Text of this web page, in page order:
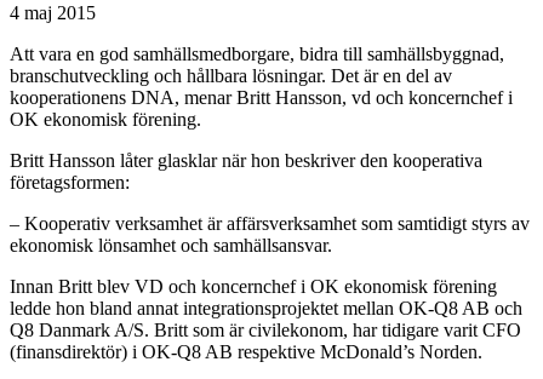
4 maj 2015
Att vara en god samhällsmedborgare, bidra till samhällsbyggnad,
branschutveckling och hållbara lösningar. Det är en del av
kooperationens DNA, menar Britt Hansson, vd och koncernchef i
OK ekonomisk förening.
Britt Hansson låter glasklar när hon beskriver den kooperativa
företagsformen:
– Kooperativ verksamhet är affärsverksamhet som samtidigt styrs av
ekonomisk lönsamhet och samhällsansvar.
Innan Britt blev VD och koncernchef i OK ekonomisk förening
ledde hon bland annat integrationsprojektet mellan OK-Q8 AB och
Q8 Danmark A/S. Britt som är civilekonom, har tidigare varit CFO
(finansdirektör) i OK-Q8 AB respektive McDonald’s Norden.